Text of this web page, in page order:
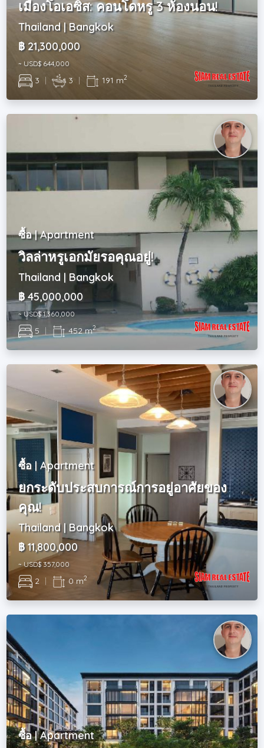
เมืองโอเอซิส: คอนโดหรู 3 ห้องนอน!
Thailand | Bangkok
฿ 21,300,000
~ USD$ 644,000
3 | 3 | 191 m2
ซื้อ | Apartment
วิลล่าหรูเอกมัยรอคุณอยู่!
Thailand | Bangkok
฿ 45,000,000
~ USD$ 1,360,000
5 | 452 m2
ซื้อ | Apartment
ยกระดับประสบการณ์การอยู่อาศัยของ
คุณ!
Thailand | Bangkok
฿ 11,800,000
~ USD$ 357,000
2 | 0 m2
ซื้อ | Apartment